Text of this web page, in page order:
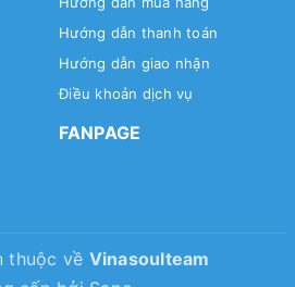
Hướng dẫn thanh toán
Hướng dẫn giao nhận
Điều khoản dịch vụ
FANPAGE
thuộc về Vinasoulteam